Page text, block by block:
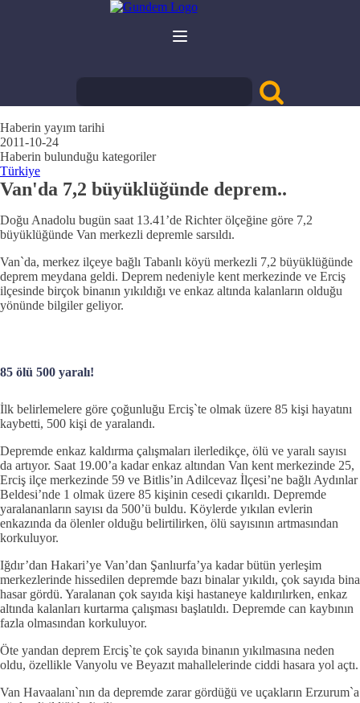
Haberin yayım tarihi
2011-10-24
Haberin bulunduğu kategoriler
Türkiye
Van'da 7,2 büyüklüğünde deprem..
Doğu Anadolu bugün saat 13.41’de Richter ölçeğine göre 7,2
büyüklüğünde Van merkezli depremle sarsıldı.
Van`da, merkez ilçeye bağlı Tabanlı köyü merkezli 7,2 büyüklüğünde
deprem meydana geldi. Deprem nedeniyle kent merkezinde ve Erciş
ilçesinde birçok binanın yıkıldığı ve enkaz altında kalanların olduğu
yönünde bilgiler geliyor.
85 ölü 500 yaralı!
İlk belirlemelere göre çoğunluğu Erciş`te olmak üzere 85 kişi hayatını
kaybetti, 500 kişi de yaralandı.
Depremde enkaz kaldırma çalışmaları ilerledikçe, ölü ve yaralı sayısı
da artıyor. Saat 19.00’a kadar enkaz altından Van kent merkezinde 25,
Erciş ilçe merkezinde 59 ve Bitlis’in Adilcevaz İlçesi’ne bağlı Aydınlar
Beldesi’nde 1 olmak üzere 85 kişinin cesedi çıkarıldı. Depremde
yaralananların sayısı da 500’ü buldu. Köylerde yıkılan evlerin
enkazında da ölenler olduğu belirtilirken, ölü sayısının artmasından
korkuluyor.
Iğdır’dan Hakari’ye Van’dan Şanlıurfa’ya kadar bütün yerleşim
merkezlerinde hissedilen depremde bazı binalar yıkıldı, çok sayıda bina
hasar gördü. Yaralanan çok sayıda kişi hastaneye kaldırılırken, enkaz
altında kalanları kurtarma çalışması başlatıldı. Depremde can kaybının
fazla olmasından korkuluyor.
Öte yandan deprem Erciş`te çok sayıda binanın yıkılmasına neden
oldu, özellikle Vanyolu ve Beyazıt mahallelerinde ciddi hasara yol açtı.
Van Havaalanı`nın da depremde zarar gördüğü ve uçakların Erzurum`a